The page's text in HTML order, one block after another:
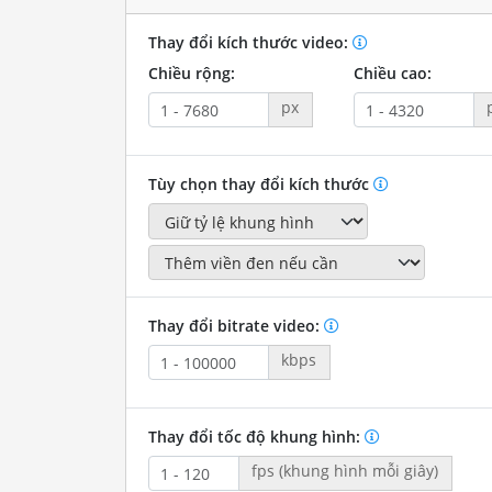
Thay đổi kích thước video:
Chiều rộng:
px
Chiều cao:
Tùy chọn thay đổi kích thước
Thay đổi bitrate video:
kbps
Thay đổi tốc độ khung hình:
fps (khung hình mỗi giây)